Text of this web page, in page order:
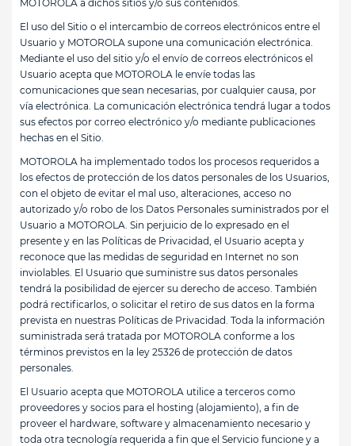
MOTOROLA a dichos sitios y/o sus contenidos.
El uso del Sitio o el intercambio de correos electrónicos entre el
Usuario y MOTOROLA supone una comunicación electrónica.
Mediante el uso del sitio y/o el envío de correos electrónicos el
Usuario acepta que MOTOROLA le envíe todas las
comunicaciones que sean necesarias, por cualquier causa, por
vía electrónica. La comunicación electrónica tendrá lugar a todos
sus efectos por correo electrónico y/o mediante publicaciones
hechas en el Sitio.
MOTOROLA ha implementado todos los procesos requeridos a
los efectos de protección de los datos personales de los Usuarios,
con el objeto de evitar el mal uso, alteraciones, acceso no
autorizado y/o robo de los Datos Personales suministrados por el
Usuario a MOTOROLA. Sin perjuicio de lo expresado en el
presente y en las Políticas de Privacidad, el Usuario acepta y
reconoce que las medidas de seguridad en Internet no son
inviolables. El Usuario que suministre sus datos personales
tendrá la posibilidad de ejercer su derecho de acceso. También
podrá rectificarlos, o solicitar el retiro de sus datos en la forma
prevista en nuestras Políticas de Privacidad. Toda la información
suministrada será tratada por MOTOROLA conforme a los
términos previstos en la ley 25326 de protección de datos
personales.
El Usuario acepta que MOTOROLA utilice a terceros como
proveedores y socios para el hosting (alojamiento), a fin de
proveer el hardware, software y almacenamiento necesario y
toda otra tecnología requerida a fin que el Servicio funcione y a